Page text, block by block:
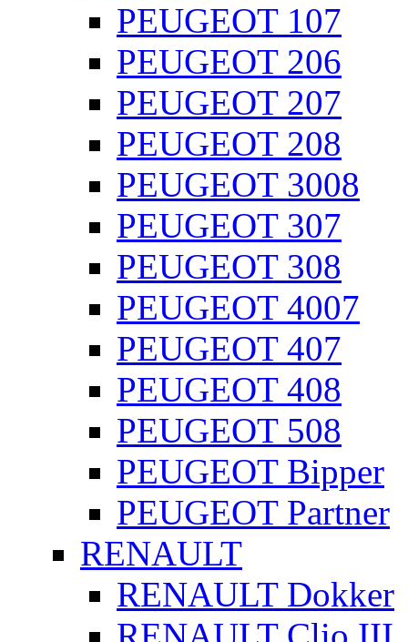
PEUGEOT 107
PEUGEOT 206
PEUGEOT 207
PEUGEOT 208
PEUGEOT 3008
PEUGEOT 307
PEUGEOT 308
PEUGEOT 4007
PEUGEOT 407
PEUGEOT 408
PEUGEOT 508
PEUGEOT Bipper
PEUGEOT Partner
RENAULT
RENAULT Dokker